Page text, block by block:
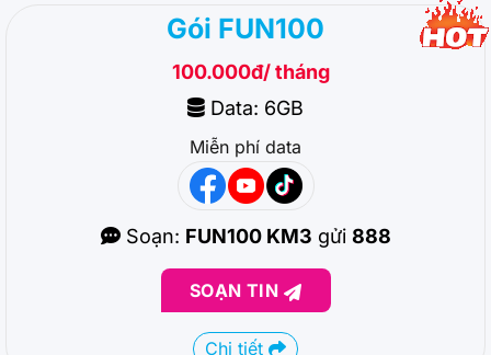
Gói FUN100
100.000đ/ tháng
Data: 6GB
Miễn phí data
Soạn: FUN100 KM3 gửi 888
SOẠN TIN
Chi tiết